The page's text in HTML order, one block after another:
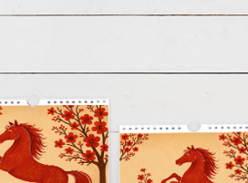
10х10
15х20
20х30
30х30
30х40
А4
Фото